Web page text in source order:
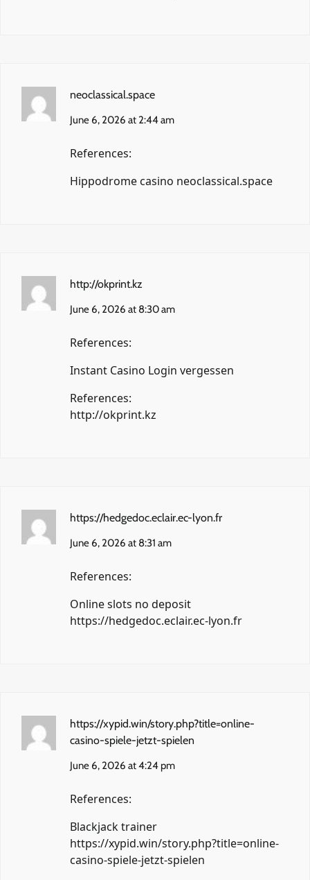
neoclassical.space
June 6, 2026 at 2:44 am
References:
Hippodrome casino neoclassical.space
http://okprint.kz
June 6, 2026 at 8:30 am
References:
Instant Casino Login vergessen
References:
http://okprint.kz
https://hedgedoc.eclair.ec-lyon.fr
June 6, 2026 at 8:31 am
References:
Online slots no deposit
https://hedgedoc.eclair.ec-lyon.fr
https://xypid.win/story.php?title=online-
casino-spiele-jetzt-spielen
June 6, 2026 at 4:24 pm
References:
Blackjack trainer
https://xypid.win/story.php?title=online-
casino-spiele-jetzt-spielen